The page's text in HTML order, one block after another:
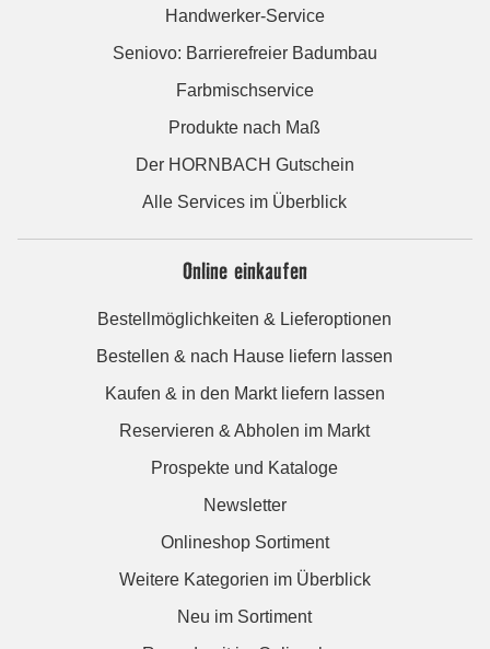
Handwerker-Service
Seniovo: Barrierefreier Badumbau
Farbmischservice
Produkte nach Maß
Der HORNBACH Gutschein
Alle Services im Überblick
Online einkaufen
Bestellmöglichkeiten & Lieferoptionen
Bestellen & nach Hause liefern lassen
Kaufen & in den Markt liefern lassen
Reservieren & Abholen im Markt
Prospekte und Kataloge
Newsletter
Onlineshop Sortiment
Weitere Kategorien im Überblick
Neu im Sortiment